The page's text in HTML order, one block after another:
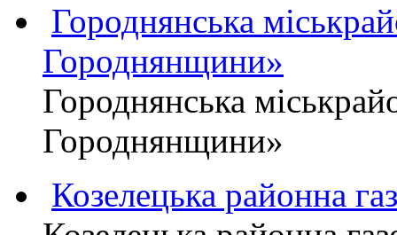
Городнянська
Городнянщини»
Городнянська
Городнянщини»
Козелецька районна